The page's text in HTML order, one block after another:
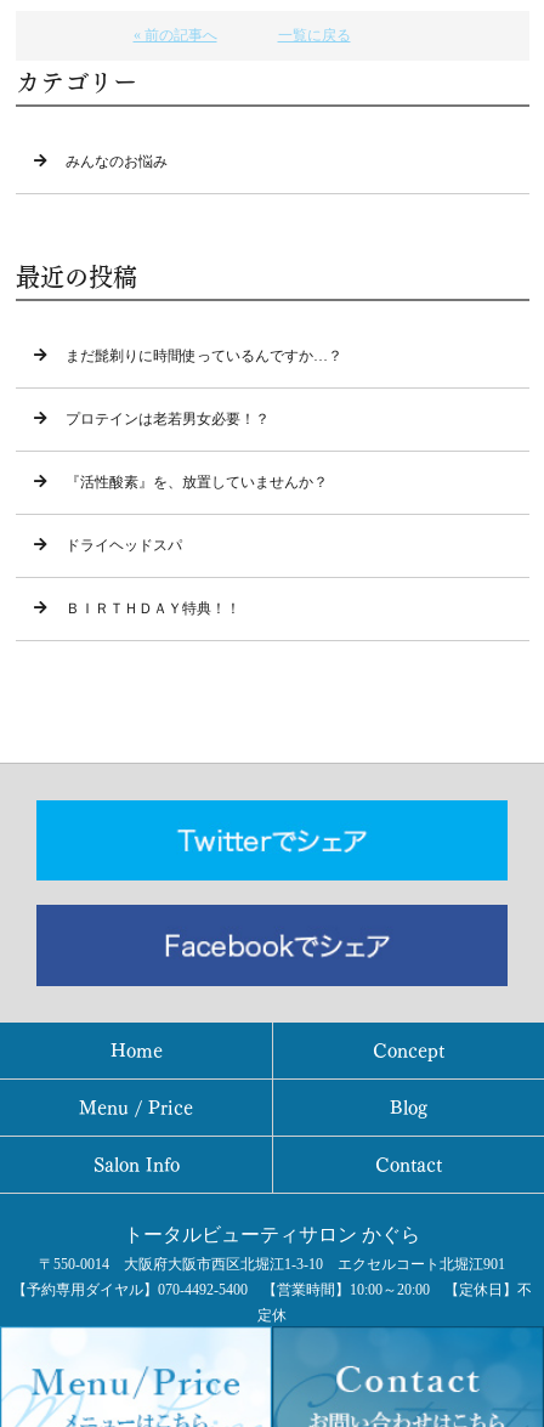
« 前の記事へ 一覧に戻る
カテゴリー
みんなのお悩み
最近の投稿
まだ髭剃りに時間使っているんですか…？
プロテインは老若男女必要！？
『活性酸素』を、放置していませんか？
ドライヘッドスパ
ＢＩＲＴＨＤＡＹ特典！！
Home Concept
Menu / Price Blog
Salon Info Contact
トータルビューティサロン かぐら
〒550-0014 大阪府大阪市西区北堀江1-3-10 エクセルコート北堀江901
【予約専用ダイヤル】070-4492-5400 【営業時間】10:00～20:00 【定休日】不
定休
COPYRIGHT © トータルビューティサロン かぐら All rights reserved.